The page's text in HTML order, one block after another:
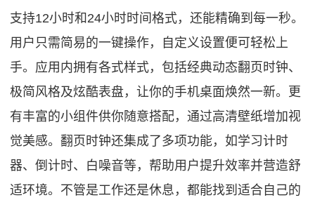
支持12小时和24小时时间格式，还能精确到每一秒。
用户只需简易的一键操作，自定义设置便可轻松上
手。应用内拥有各式样式，包括经典动态翻页时钟、
极简风格及炫酷表盘，让你的手机桌面焕然一新。更
有丰富的小组件供你随意搭配，通过高清壁纸增加视
觉美感。翻页时钟还集成了多项功能，如学习计时
器、倒计时、白噪音等，帮助用户提升效率并营造舒
适环境。不管是工作还是休息，都能找到适合自己的